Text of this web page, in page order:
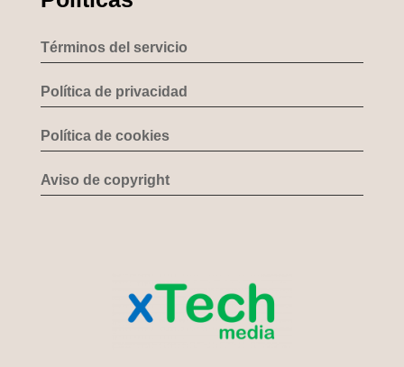
Términos del servicio
Política de privacidad
Política de cookies
Aviso de copyright